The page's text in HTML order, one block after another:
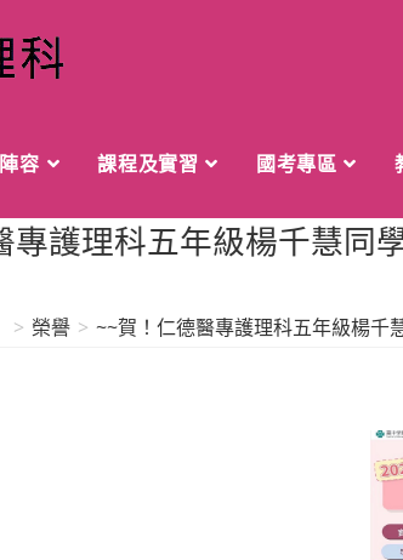
容 課程及實習 國考專區
專護理科五年級楊千慧同
> 榮譽 > ~~賀！仁德醫專護理科五年級楊千